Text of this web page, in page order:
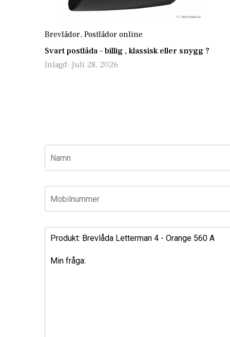
Brevlådor, Postlådor online
Svart postlåda – billig , klassisk eller snygg ?
Inlagd: Juli 28, 2026